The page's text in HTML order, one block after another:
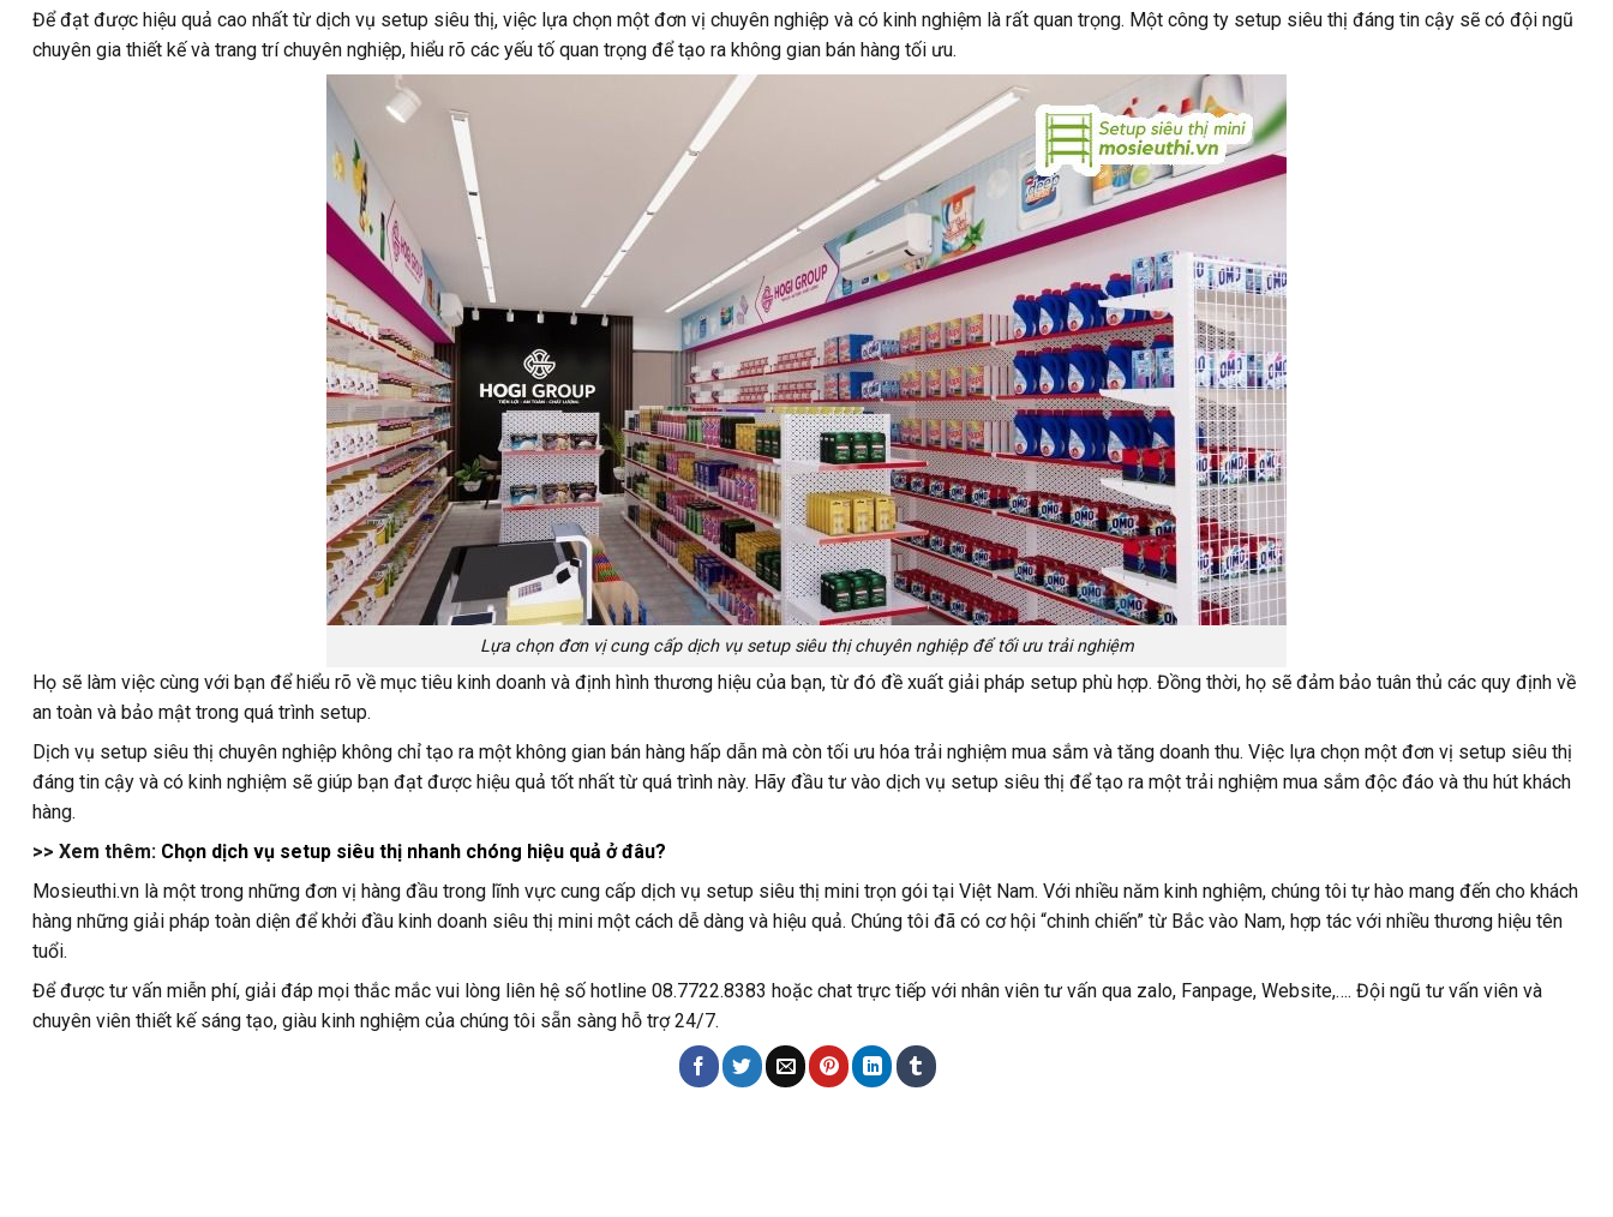
Để đạt được hiệu quả cao nhất từ dịch vụ setup siêu thị, việc lựa chọn một đơn vị chuyên nghiệp và có kinh nghiệm là rất quan trọng. Một công ty setup siêu thị đáng tin cậy sẽ có đội ngũ
chuyên gia thiết kế và trang trí chuyên nghiệp, hiểu rõ các yếu tố quan trọng để tạo ra không gian bán hàng tối ưu.
Lựa chọn đơn vị cung cấp dịch vụ setup siêu thị chuyên nghiệp để tối ưu trải nghiệm
Họ sẽ làm việc cùng với bạn để hiểu rõ về mục tiêu kinh doanh và định hình thương hiệu của bạn, từ đó đề xuất giải pháp setup phù hợp. Đồng thời, họ sẽ đảm bảo tuân thủ các quy định về
an toàn và bảo mật trong quá trình setup.
Dịch vụ setup siêu thị chuyên nghiệp không chỉ tạo ra một không gian bán hàng hấp dẫn mà còn tối ưu hóa trải nghiệm mua sắm và tăng doanh thu. Việc lựa chọn một đơn vị setup siêu thị
đáng tin cậy và có kinh nghiệm sẽ giúp bạn đạt được hiệu quả tốt nhất từ quá trình này. Hãy đầu tư vào dịch vụ setup siêu thị để tạo ra một trải nghiệm mua sắm độc đáo và thu hút khách
hàng.
>> Xem thêm: Chọn dịch vụ setup siêu thị nhanh chóng hiệu quả ở đâu?
Mosieuthi.vn là một trong những đơn vị hàng đầu trong lĩnh vực cung cấp dịch vụ setup siêu thị mini trọn gói tại Việt Nam. Với nhiều năm kinh nghiệm, chúng tôi tự hào mang đến cho khách
hàng những giải pháp toàn diện để khởi đầu kinh doanh siêu thị mini một cách dễ dàng và hiệu quả. Chúng tôi đã có cơ hội “chinh chiến” từ Bắc vào Nam, hợp tác với nhiều thương hiệu tên
tuổi.
Để được tư vấn miễn phí, giải đáp mọi thắc mắc vui lòng liên hệ số hotline 08.7722.8383 hoặc chat trực tiếp với nhân viên tư vấn qua zalo, Fanpage, Website,…. Đội ngũ tư vấn viên và
chuyên viên thiết kế sáng tạo, giàu kinh nghiệm của chúng tôi sẵn sàng hỗ trợ 24/7.